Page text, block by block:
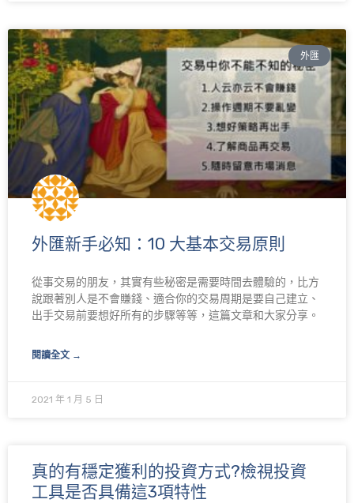
外匯
外匯新手必知：10 大基本交易原則
從事交易的朋友，其實有些秘密是需要時間去體驗的，比方
說跟著別人是不會賺錢、適合你的交易周期是要自己建立、
出手交易前要想好所有的步驟等等，這篇文章和大家分享。
閱讀全文 →
2021 年 1 月 5 日
真的有穩定獲利的投資方式?檢視投資
工具是否具備這3項特性